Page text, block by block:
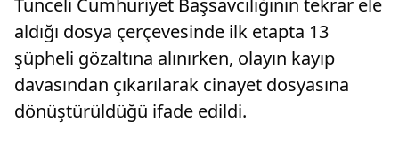
Tunceli Cumhuriyet Başsavcılığının tekrar ele
aldığı dosya çerçevesinde ilk etapta 13
şüpheli gözaltına alınırken, olayın kayıp
davasından çıkarılarak cinayet dosyasına
dönüştürüldüğü ifade edildi.